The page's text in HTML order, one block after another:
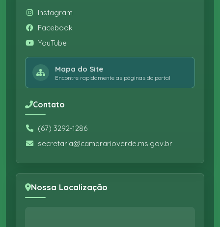
Instagram
Facebook
YouTube
Mapa do Site
Encontre rapidamente as páginas do portal
Contato
(67) 3292-1286
secretaria@camararioverde.ms.gov.br
Nossa Localização